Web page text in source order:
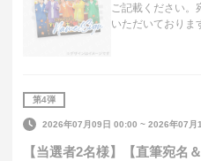
ご記載ください。
いただいておりま
第4弾
2026年07月09日 00:00 ~2026年07月
【当選者2名様】【直筆宛名